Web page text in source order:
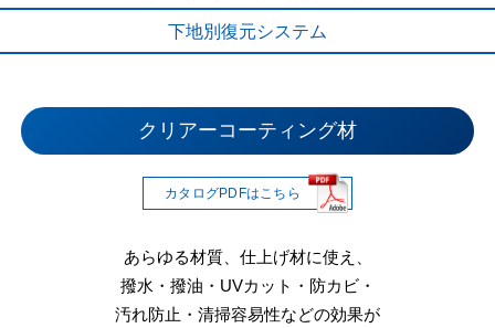
下地別 復元システム
クリアーコーティング材
カタログPDFはこちら
あらゆる材質、仕上げ材に使え、
撥水・撥油・UVカット・防カビ・
汚れ防止・清掃容易性などの効果が
屋根保護材
カタログPDFはこちら
屋上の保護に最適な屋根用塗料です。
環境対応、熱線反射、 遮熱効果など、
目的に応じた製品を
結露防止塗料
カタログPDFはこちら
珪藻土の吸水性・水分発散性を
活かした製品で屋内外問わず、
優れた結露防止機能を発揮します。
立駐機タイヤ走行部保護塗料
カタログPDFはこちら
耐衝撃性・非透水性・耐候性・
耐油性・衝撃吸音性に優れる
当社オリジナル商品。
下地別復元システム
カタログPDFはこちら
雨や紫外線などにより劣化した
コンクリート、タイル、木材、金属、
自然石などをリフレッシュし、